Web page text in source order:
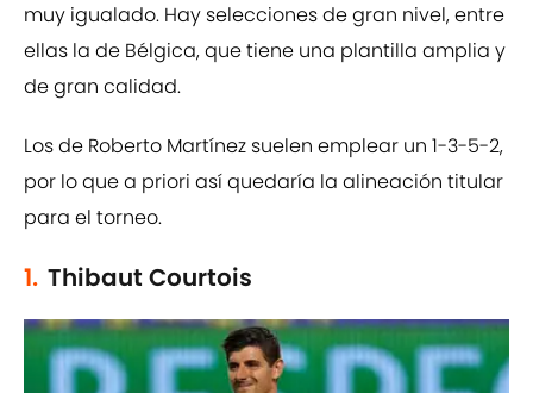
muy igualado. Hay selecciones de gran nivel, entre
ellas la de Bélgica, que tiene una plantilla amplia y
de gran calidad.
Los de Roberto Martínez suelen emplear un 1-3-5-2,
por lo que a priori así quedaría la alineación titular
para el torneo.
1. Thibaut Courtois